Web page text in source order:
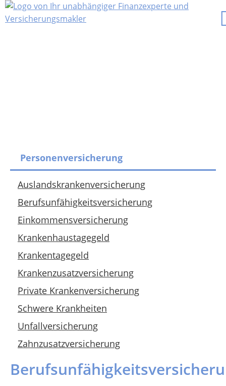
Personenversicherung
Auslandskrankenversicherung
Berufsunfähigkeitsversicherung
Einkommensversicherung
Krankenhaustagegeld
Krankentagegeld
Krankenzusatzversicherung
Private Krankenversicherung
Schwere Krankheiten
Unfallversicherung
Zahnzusatzversicherung